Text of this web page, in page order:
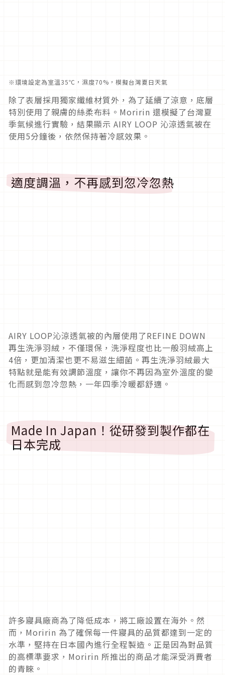
※環境設定為室溫35℃，濕度70%，模擬台灣夏日天氣
除了表層採用獨家纖維材質外，為了延續了涼意，底層
特別使用了親膚的絲柔布料。Moririn 還模擬了台灣夏
季氣候進行實驗，結果顯示 AIRY LOOP 沁涼透氣被在
使用5分鐘後，依然保持著冷感效果。
適度調溫，不再感到忽冷忽熱
AIRY LOOP沁涼透氣被的內層使用了REFINE DOWN
再生洗淨羽絨，不僅環保，洗淨程度也比一般羽絨高上
4倍，更加清潔也更不易滋生細菌。再生洗淨羽絨最大
特點就是能有效調節溫度，讓你不再因為室外溫度的變
化而感到忽冷忽熱，一年四季冷暖都舒適。
Made In Japan！從研發到製作都在
日本完成
許多寢具廠商為了降低成本，將工廠設置在海外。然
而，Moririn 為了確保每一件寢具的品質都達到一定的
水準，堅持在日本國內進行全程製造。正是因為對品質
的高標準要求，Moririn 所推出的商品才能深受消費者
的青睞。